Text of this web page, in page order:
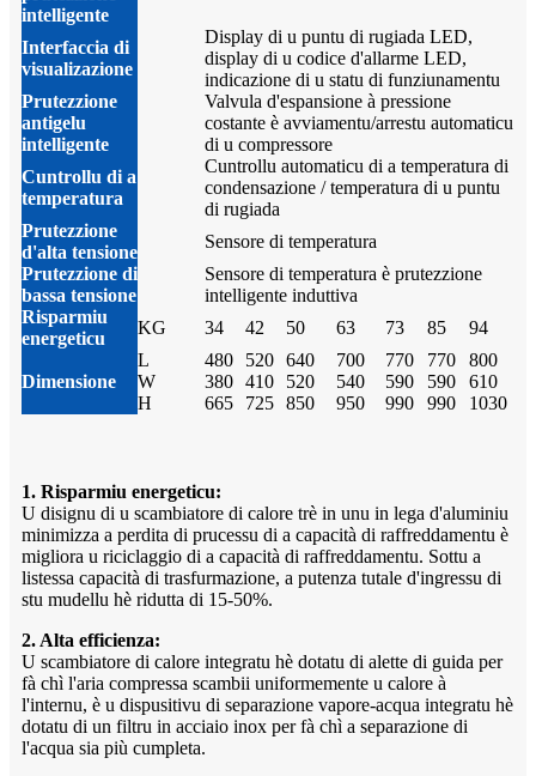
intelligente
Interfaccia di
visualizazione
Display di u puntu di rugiada LED,
display di u codice d'allarme LED,
indicazione di u statu di funziunamentu
Prutezzione
antigelu
intelligente
Valvula d'espansione à pressione
costante è avviamentu/arrestu automaticu
di u compressore
Cuntrollu di a
temperatura
Cuntrollu automaticu di a temperatura di
condensazione / temperatura di u puntu
di rugiada
Prutezzione
d'alta tensione
Sensore di temperatura
Prutezzione di
bassa tensione
Sensore di temperatura è prutezzione
intelligente induttiva
Risparmiu
energeticu
KG 34 42 50 63 73 85 94
Dimensione
L 480 520 640 700 770 770
800
W
380 410 520 540 590 590
610
H
665 725 850 950 990 990 1030
1. Risparmiu energeticu:
U disignu di u scambiatore di calore trè in unu in lega d'aluminiu
minimizza a perdita di prucessu di a capacità di raffreddamentu è
migliora u riciclaggio di a capacità di raffreddamentu. Sottu a
listessa capacità di trasfurmazione, a putenza tutale d'ingressu di
stu mudellu hè ridutta di 15-50%.
2. Alta efficienza:
U scambiatore di calore integratu hè dotatu di alette di guida per
fà chì l'aria compressa scambii uniformemente u calore à
l'internu, è u dispusitivu di separazione vapore-acqua integratu hè
dotatu di un filtru in acciaio inox per fà chì a separazione di
l'acqua sia più cumpleta.